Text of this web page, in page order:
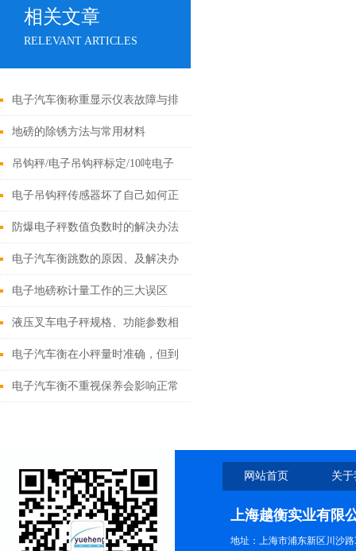
相关文章
RELEVANT ARTICLES
电子汽车衡称重显示仪表故障与排
除方法
地磅的除锈方法与常用材料
吊钩秤/电子吊钩秤标定/10吨电子
吊钩秤参数设定
电子吊钩秤传感器坏了自己如何正
确更换
防爆电子秤数值负数时的解决办法
电子汽车衡跳数的原因、及解决办
法
电子地磅称计量工作的三大误区
液压叉车电子秤规格、功能参数相
关介绍
电子汽车衡在小秤量时准确，但到
满秤量减少几百公斤怎么解决？
电子汽车衡不重视保养会影响正常
网站首页 关
上海越衡实业有限
地址：上海市浦东新区川沙路